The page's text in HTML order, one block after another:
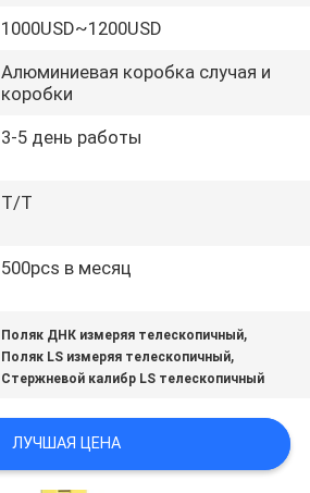
1000USD~1200USD
Алюминиевая коробка случая и
коробки
3-5 день работы
T/T
500pcs в месяц
Поляк ДНК измеряя телескопичный,
Поляк LS измеряя телескопичный,
Стержневой калибр LS телескопичный
ЛУЧШАЯ ЦЕНА